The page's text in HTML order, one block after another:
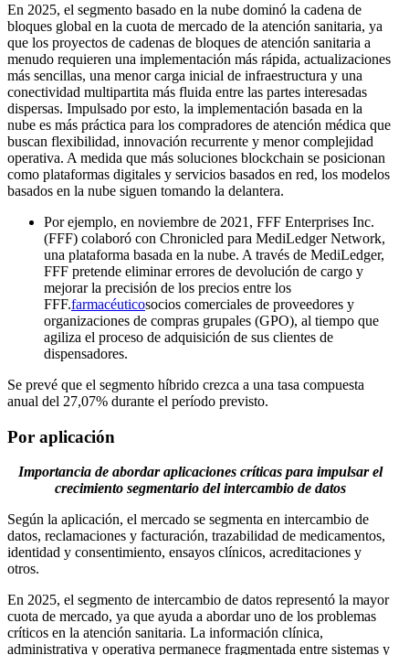
En 2025, el segmento basado en la nube dominó la cadena de
bloques global en la cuota de mercado de la atención sanitaria, ya
que los proyectos de cadenas de bloques de atención sanitaria a
menudo requieren una implementación más rápida, actualizaciones
más sencillas, una menor carga inicial de infraestructura y una
conectividad multipartita más fluida entre las partes interesadas
dispersas. Impulsado por esto, la implementación basada en la
nube es más práctica para los compradores de atención médica que
buscan flexibilidad, innovación recurrente y menor complejidad
operativa. A medida que más soluciones blockchain se posicionan
como plataformas digitales y servicios basados ​​en red, los modelos
basados ​​en la nube siguen tomando la delantera.
Por ejemplo, en noviembre de 2021, FFF Enterprises Inc.
(FFF) colaboró ​​con Chronicled para MediLedger Network,
una plataforma basada en la nube. A través de MediLedger,
FFF pretende eliminar errores de devolución de cargo y
mejorar la precisión de los precios entre los
FFF.farmacéuticosocios comerciales de proveedores y
organizaciones de compras grupales (GPO), al tiempo que
agiliza el proceso de adquisición de sus clientes de
dispensadores.
Se prevé que el segmento híbrido crezca a una tasa compuesta
anual del 27,07% durante el período previsto.
Por aplicación
Importancia de abordar aplicaciones críticas para impulsar el
crecimiento segmentario del intercambio de datos
Según la aplicación, el mercado se segmenta en intercambio de
datos, reclamaciones y facturación, trazabilidad de medicamentos,
identidad y consentimiento, ensayos clínicos, acreditaciones y
otros.
En 2025, el segmento de intercambio de datos representó la mayor
cuota de mercado, ya que ayuda a abordar uno de los problemas
críticos en la atención sanitaria. La información clínica,
administrativa y operativa permanece fragmentada entre sistemas y